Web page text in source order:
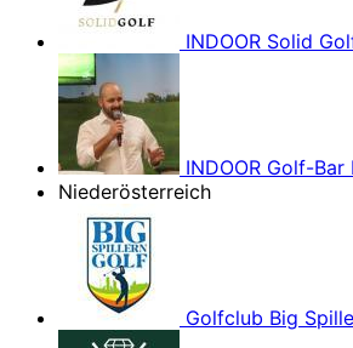
INDOOR Solid
INDOOR Golf-
Niederösterreich
Golfclub Big